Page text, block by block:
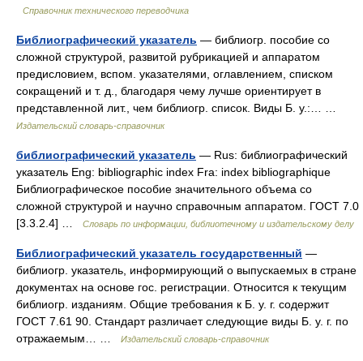
Справочник технического переводчика
Библиографический указатель — библиогр. пособие со
сложной структурой, развитой рубрикацией и аппаратом
предисловием, вспом. указателями, оглавлением, списком
сокращений и т. д., благодаря чему лучше ориентирует в
представленной лит., чем библиогр. список. Виды Б. у.:… …
Издательский словарь-справочник
библиографический указатель — Rus: библиографический
указатель Eng: bibliographic index Fra: index bibliographique
Библиографическое пособие значительного объема со
сложной структурой и научно справочным аппаратом. ГОСТ 7.0
[3.3.2.4] …
Словарь по информации, библиотечному и издательскому делу
Библиографический указатель государственный —
библиогр. указатель, информирующий о выпускаемых в стране
документах на основе гос. регистрации. Относится к текущим
библиогр. изданиям. Общие требования к Б. у. г. содержит
ГОСТ 7.61 90. Стандарт различает следующие виды Б. у. г. по
отражаемым… …
Издательский словарь-справочник